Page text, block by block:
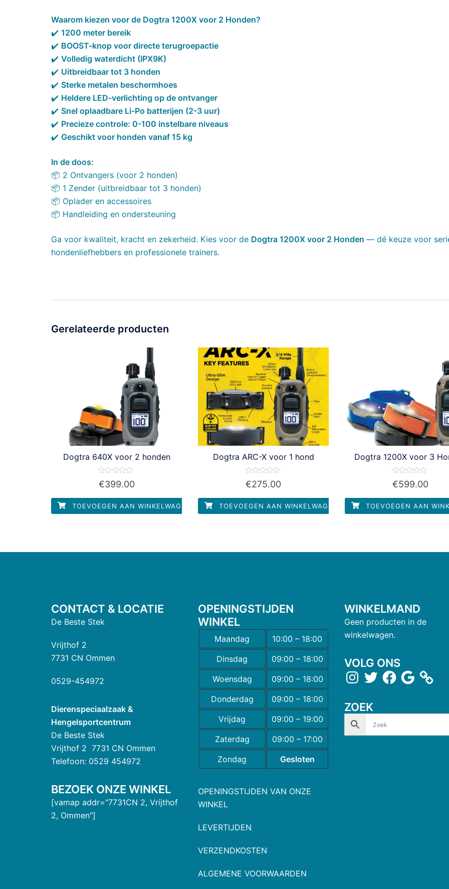
Waarom kiezen voor de Dogtra 1200X voor 2 Honden?
✔️ 1200 meter bereik
✔️ BOOST-knop voor directe terugroepactie
✔️ Volledig waterdicht (IPX9K)
✔️ Uitbreidbaar tot 3 honden
✔️ Sterke metalen beschermhoes
✔️ Heldere LED-verlichting op de ontvanger
✔️ Snel oplaadbare Li-Po batterijen (2-3 uur)
✔️ Precieze controle: 0-100 instelbare niveaus
✔️ Geschikt voor honden vanaf 15 kg
In de doos:
📦 2 Ontvangers (voor 2 honden)
📦 1 Zender (uitbreidbaar tot 3 honden)
📦 Oplader en accessoires
📦 Handleiding en ondersteuning
Ga voor kwaliteit, kracht en zekerheid. Kies voor de Dogtra 1200X voor 2 Honden — dé keuze voor
hondenliefhebbers en professionele trainers.
Gerelateerde producten
Dogtra 640X voor 2 honden
Waardering
0
5
€399.00
TOEVOEGEN AAN WINKELWAGEN
Dogtra ARC-X voor 1 hond
Waardering
0
5
€275.00
TOEVOEGEN AAN WINKELWAGEN
Dogtra 1200X voor 3
Waardering
0
5
€599.00
TOEVOEGEN AAN
CONTACT & LOCATIE
De Beste Stek
Vrijthof 2
7731 CN Ommen
0529-454972
Dierenspeciaalzaak &
Hengelsportcentrum
De Beste Stek
Vrijthof 2 7731 CN Ommen
Telefoon: 0529 454972
BEZOEK ONZE WINKEL
[vamap addr="7731CN 2, Vrijthof
2, Ommen"]
OPENINGSTIJDEN
WINKEL
Maandag
10:00 – 18:00
Dinsdag
09:00 – 18:00
Woensdag
09:00 – 18:00
Donderdag
09:00 – 18:00
Vrijdag
09:00 – 19:00
Zaterdag
09:00 – 17:00
Zondag
Gesloten
OPENINGSTIJDEN VAN ONZE
WINKEL
LEVERTIJDEN
VERZENDKOSTEN
ALGEMENE VOORWAARDEN
WINKELMAND
Geen producten in de
winkelwagen.
VOLG ONS
ZOEK